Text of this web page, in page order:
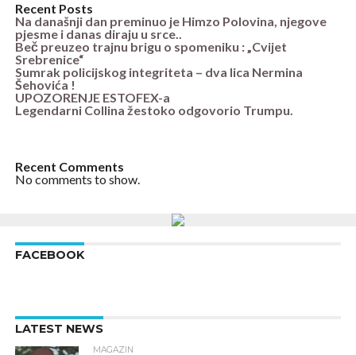
Recent Posts
Na današnji dan preminuo je Himzo Polovina, njegove
pjesme i danas diraju u srce..
Beč preuzeo trajnu brigu o spomeniku : „Cvijet
Srebrenice“
Sumrak policijskog integriteta – dva lica Nermina
Šehovića !
UPOZORENJE ESTOFEX-a
Legendarni Collina žestoko odgovorio Trumpu.
Recent Comments
No comments to show.
FACEBOOK
LATEST NEWS
MAGAZIN